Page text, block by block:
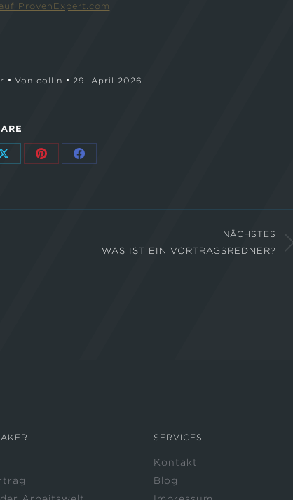
ProvenExpert.com
Von collin 29. April 2026
Teilen Teilen Teilen
NÄCHSTES
Beitrag:
WAS IST EIN VORTRAGSREDNER?
SERVICES
Kontakt
Blog